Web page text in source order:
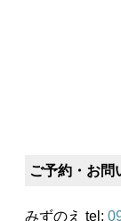
ご予約・お問
みずのえ tel: